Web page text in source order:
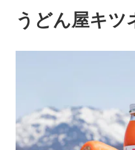
うどん屋キツ